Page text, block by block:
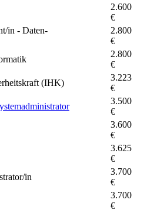
2.600
€
in - Daten-
2.800
€
2.800
€
(IHK)
3.223
€
3.500
€
3.600
€
3.625
€
in
3.700
€
3.700
€